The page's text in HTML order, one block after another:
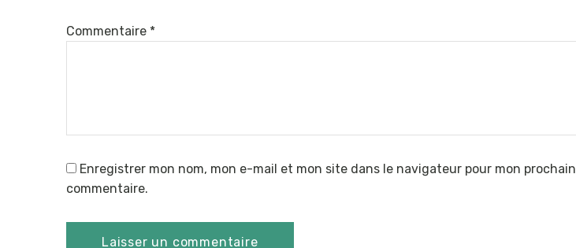
Commentaire *
Enregistrer mon nom, mon e-mail et mon site dans le navigateur pour mon prochain
commentaire.